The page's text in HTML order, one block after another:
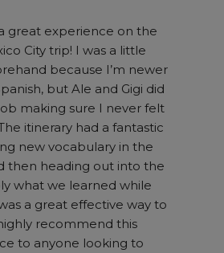
great experience on the
City trip! I was a little
because I’m newer
but Ale and Gigi did
making sure I never felt
itinerary had a fantastic
new vocabulary in the
then heading out into the
what we learned while
a great effective way to
recommend this
to anyone looking to